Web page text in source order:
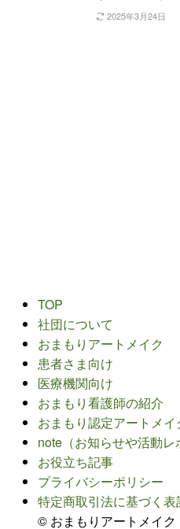
2025年3月24日
TOP
社団について
おまもりアートメイク
患者さま向け
医療機関向け
おまもり看護師の紹介
おまもり認定アートメ
note（お知らせや活動レ
お役立ち記事
プライバシーポリシー
特定商取引法に基づく表
© おまもりアートメイク